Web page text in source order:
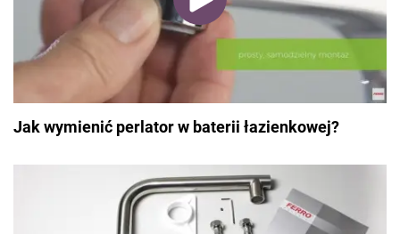
Jak wymienić perlator w baterii łazienkowej?